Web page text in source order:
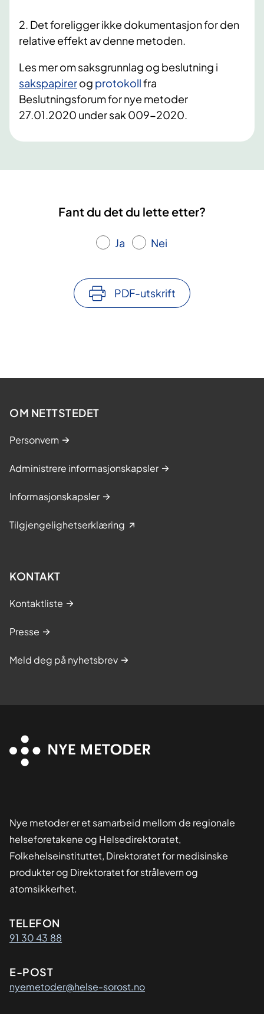
2. Det foreligger ikke dokumentasjon for den
relative effekt av denne metoden.
Les mer om saksgrunnlag og beslutning i
sakspapirerog protokollfra
Beslutningsforum for nye metoder
27.01.2020 under sak 009-2020.
Fant du det du lette etter?
Ja Nei
PDF-utskrift
OM NETTSTEDET
Personvern
Administrere informasjonskapsler
Informasjonskapsler
Tilgjengelighetserklæring
KONTAKT
Kontaktliste
Presse
Meld deg på nyhetsbrev
Nye metoder er et samarbeid mellom de regionale
helseforetakene og Helsedirektoratet,
Folkehelseinstituttet, Direktoratet for medisinske
produkter og Direktoratet for strålevern og
atomsikkerhet.
Kontaktinformasjon
TELEFON
91 30 43 88
E-POST
nyemetoder@helse-sorost.no